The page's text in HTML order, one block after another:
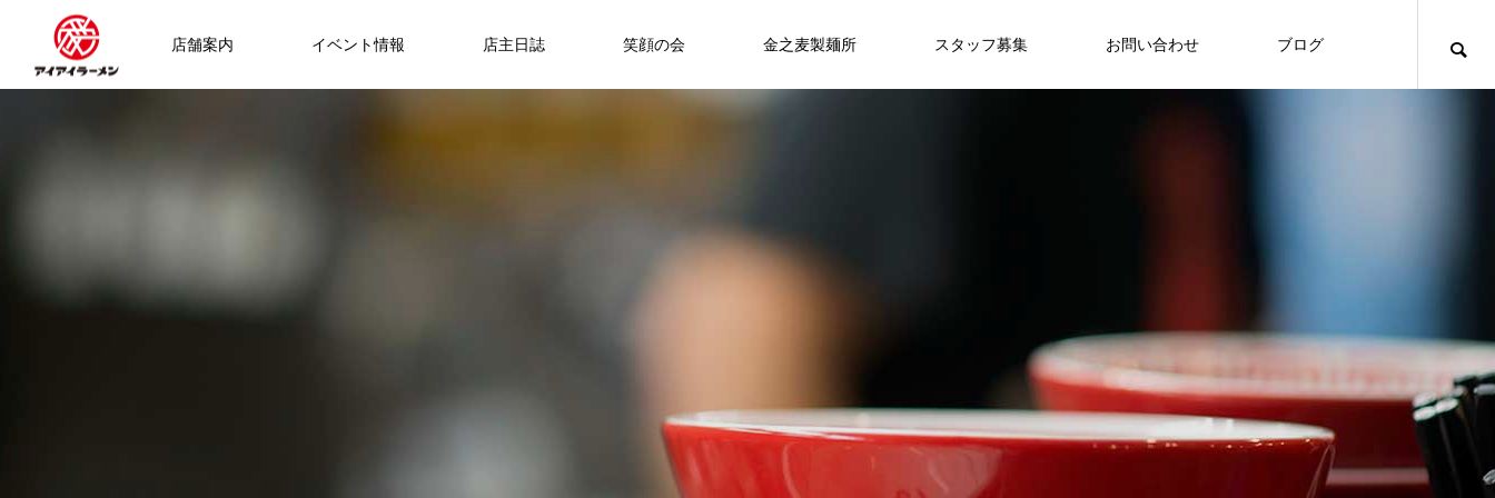
店舗案内 イベント情報 店主日誌 笑顔の会 金之麦製麺所 スタッフ募集 お問い合わせ ブログ